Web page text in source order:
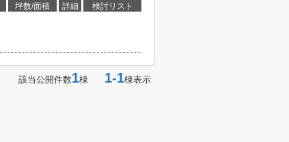
坪数/面積 詳細 検討リスト
該当公開件数1棟 1-1棟表示